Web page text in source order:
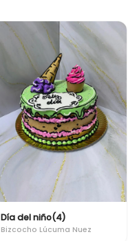
Día del niño(4)
Bizcocho Lúcuma Nuez